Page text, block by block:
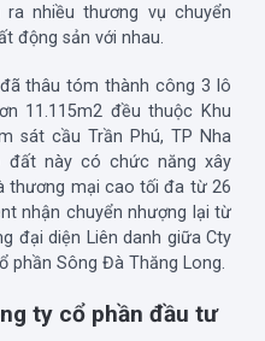
nhiều thương vụ chuyển
động sản với nhau.
thâu tóm thành công 3 lô
11.115m2 đều thuộc Khu
sát cầu Trần Phú, TP Nha
đất này có chức năng xây
thương mại cao tối đa từ 26
nhận chuyển nhượng lại từ
đại diện Liên danh giữa Cty
phần Sông Đà Thăng Long.
ty cổ phần đầu tư